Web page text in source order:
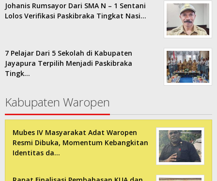
Johanis Rumsayor Dari SMA N – 1 Sentani
Lolos Verifikasi Paskibraka Tingkat Nasi…
7 Pelajar Dari 5 Sekolah di Kabupaten
Jayapura Terpilih Menjadi Paskibraka
Tingk…
Kabupaten Waropen
Mubes IV Masyarakat Adat Waropen
Resmi Dibuka, Momentum Kebangkitan
Identitas da…